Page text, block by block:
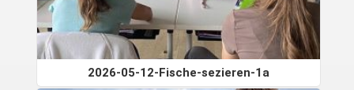
2026-05-12-Fische-sezieren-1a